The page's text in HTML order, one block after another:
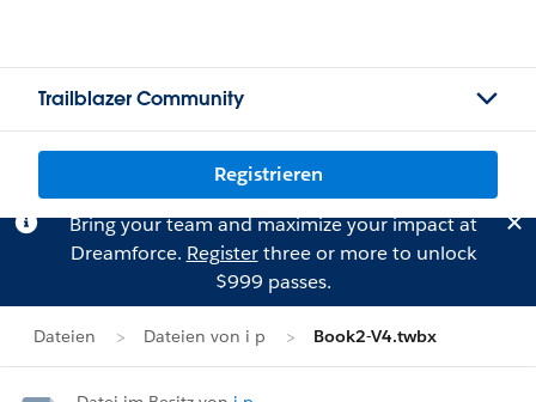
Trailblazer Community
Registrieren
Bring your team and maximize your impact at
Dreamforce. Registerthree or more to unlock
$999 passes.
Dateien Dateien von i p Book2-V4.twbx